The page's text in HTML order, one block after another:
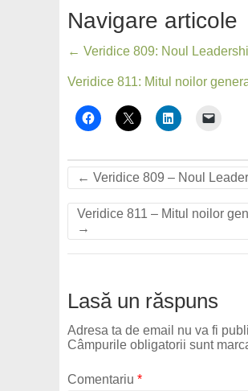
Navigare articole
← Veridice 809: Noul
Veridice 811: Mitul noilor
← Veridice 809 – Noul
Veridice 811 – Mitul noilor
→
Lasă un răspuns
Adresa ta de email nu va fi
Câmpurile obligatorii sunt
Comentariu *